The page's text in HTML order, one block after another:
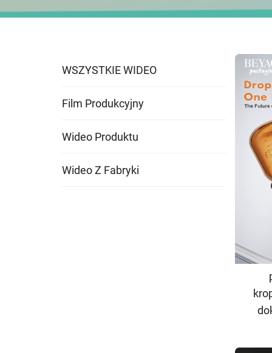
WSZYSTKIE WIDEO
Film Produkcyjny
Wideo Produktu
Wideo Z Fabryki